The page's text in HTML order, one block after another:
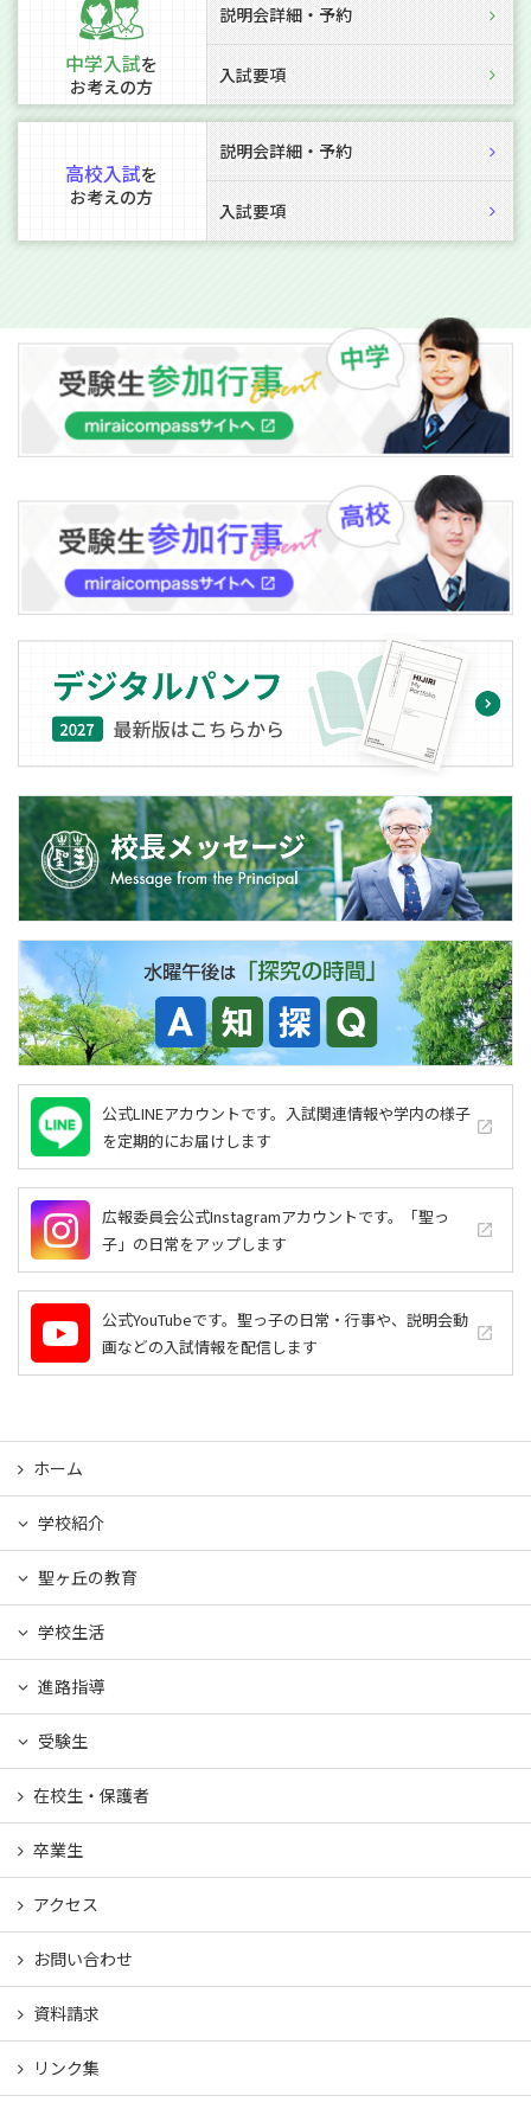
中学入試を
お考えの方
説明会詳細・予約
入試要項
高校入試を
お考えの方
説明会詳細・予約
入試要項
公式LINEアカウントです。入試関連情報や学内の様子
を定期的にお届けします
launch
広報委員会公式Instagramアカウントです。「聖っ
子」の日常をアップします
launch
公式YouTubeです。聖っ子の日常・行事や、説明会動
画などの入試情報を配信します
launch
ホーム
学校紹介
聖ヶ丘の教育
学校生活
進路指導
受験生
在校生・保護者
卒業生
アクセス
お問い合わせ
資料請求
リンク集